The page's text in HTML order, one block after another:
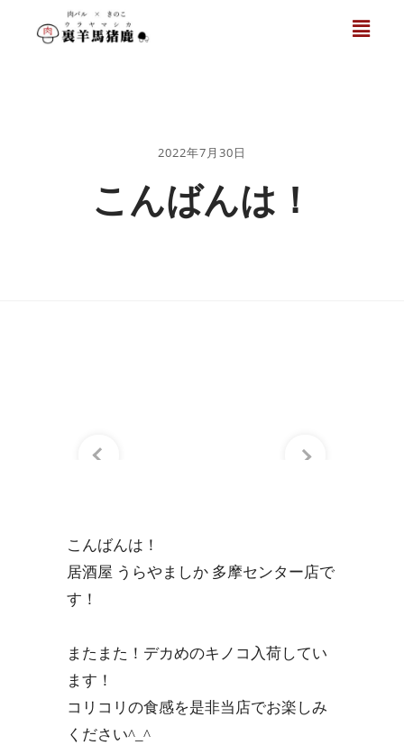
2022年7月30日
こんばんは！
こんばんは！
居酒屋 うらやましか 多摩センター店で
す！
またまた！デカめのキノコ入荷してい
ます！
コリコリの食感を是非当店でお楽しみ
ください^_^